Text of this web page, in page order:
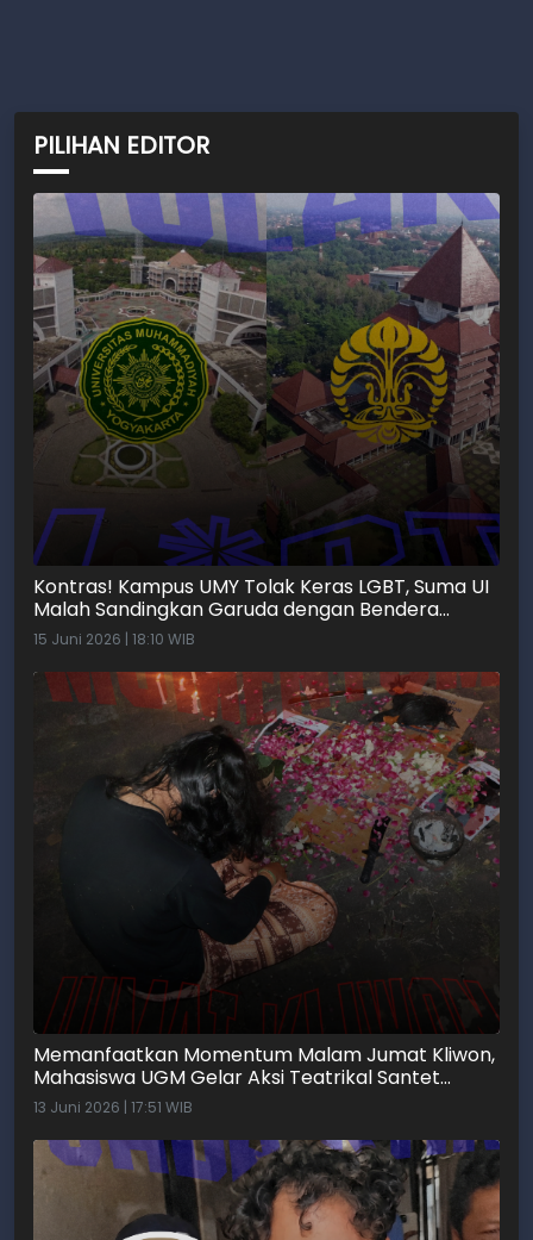
PILIHAN EDITOR
Kontras! Kampus UMY Tolak Keras LGBT, Suma UI
Malah Sandingkan Garuda dengan Bendera
Pelangi
15 Juni 2026 | 18:10 WIB
Memanfaatkan Momentum Malam Jumat Kliwon,
Mahasiswa UGM Gelar Aksi Teatrikal Santet
Prabowo Gibran
13 Juni 2026 | 17:51 WIB